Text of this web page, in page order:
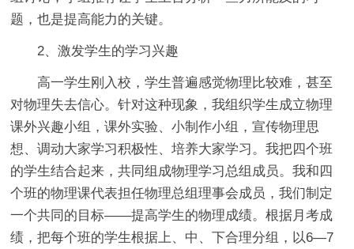
题，也是提高能力的关键。
2、激发学生的学习兴趣
高一学生刚入校，学生普遍感觉物理比较难，甚至
对物理失去信心。针对这种现象，我组织学生成立物理
课外兴趣小组，课外实验、小制作小组，宣传物理思
想、调动大家学习积极性、培养大家学习。我把四个班
的学生结合起来，共同组成物理学习总组成员。我和四
个班的物理课代表担任物理总组理事会成员，我们制定
一个共同的目标——提高学生的物理成绩。根据月考成
绩，把每个班的学生根据上、中、下合理分组，以6—7